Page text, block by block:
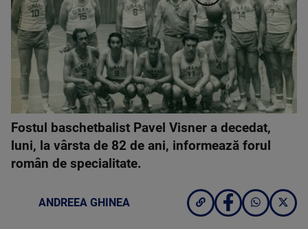
Fostul baschetbalist Pavel Visner a decedat,
luni, la vârsta de 82 de ani, informează forul
român de specialitate.
ANDREEA GHINEA